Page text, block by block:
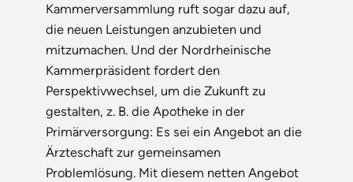
Kammerversammlung ruft sogar dazu auf,
die neuen Leistungen anzubieten und
mitzumachen. Und der Nordrheinische
Kammerpräsident fordert den
Perspektivwechsel, um die Zukunft zu
gestalten, z. B. die Apotheke in der
Primärversorgung: Es sei ein Angebot an die
Ärzteschaft zur gemeinsamen
Problemlösung. Mit diesem netten Angebot